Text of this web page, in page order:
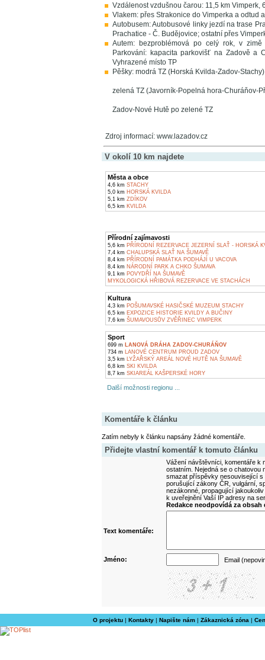
Vzdálenost vzdušnou čarou: 11,5 km Vimperk,
Vlakem: přes Strakonice do Vimperka a odtud
Autobusem: Autobusové linky jezdí na trase
Prachatice - Č. Budějovice; ostatní přes
Autem: bezproblémová po celý rok, v
Parkování: kapacita parkovišť na Zadově a
Vyhrazené místo TP
Pěšky: modrá TZ (Horská Kvilda-Zadov-
zelená TZ (Javorník-Popelná hora-Churáňov-
Zadov-Nové Hutě po zelené TZ
Zdroj informací: www.lazadov.cz
V okolí 10 km najdete
Města a obce
4,6 km STACHY
5,0 km HORSKÁ KVILDA
5,1 km ZDÍKOV
6,5 km KVILDA
Přírodní zajímavosti
5,6 km PŘÍRODNÍ REZERVACE JEZERNÍ SLAŤ - HORSKÁ
7,4 km CHALUPSKÁ SLAŤ NA ŠUMAVĚ
8,4 km PŘÍRODNÍ PAMÁTKA PODHÁJÍ U VACOVA
8,4 km NÁRODNÍ PARK A CHKO ŠUMAVA
9,1 km POVYDŘÍ NA ŠUMAVĚ
MYKOLOGICKÁ HŘIBOVÁ REZERVACE VE STACHÁCH
Kultura
4,3 km POŠUMAVSKÉ HASIČSKÉ MUZEUM STACHY
6,5 km EXPOZICE HISTORIE KVILDY A BUČINY
7,6 km ŠUMAVOUSŮV ZVĚŘINEC VIMPERK
Sport
699 m LANOVÁ DRÁHA ZADOV-CHURÁŇOV
734 m LANOVÉ CENTRUM PROUD ZADOV
3,5 km LYŽAŘSKÝ AREÁL NOVÉ HUTĚ NA ŠUMAVĚ
6,8 km SKI KVILDA
8,7 km SKIAREÁL KAŠPERSKÉ HORY
Další možnosti regionu ...
Komentáře k článku
Zatím nebyly k článku napsány žádné komentáře.
Přidejte vlastní komentář k tomuto článku
Vážení návštěvníci, komentáře k
ostatním. Nejedná se o
smazat příspěvky nesouvisející
porušující zákony ČR, vulgární,
nezákonné, propagující
k uveřejnění Vaší IP adresy na
Redakce neodpovídá za
Text komentáře:
Jméno: Email
O projektu| Kontakty| Napište nám| Zákaznická zóna |